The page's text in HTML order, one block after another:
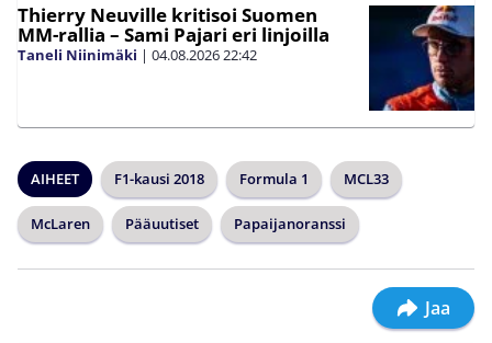
Thierry Neuville kritisoi Suomen
MM-rallia – Sami Pajari eri linjoilla
Taneli Niinimäki | 04.08.202622:42
AIHEET F1-kausi 2018 Formula 1 MCL33
McLaren Pääuutiset Papaijanoranssi
Jaa